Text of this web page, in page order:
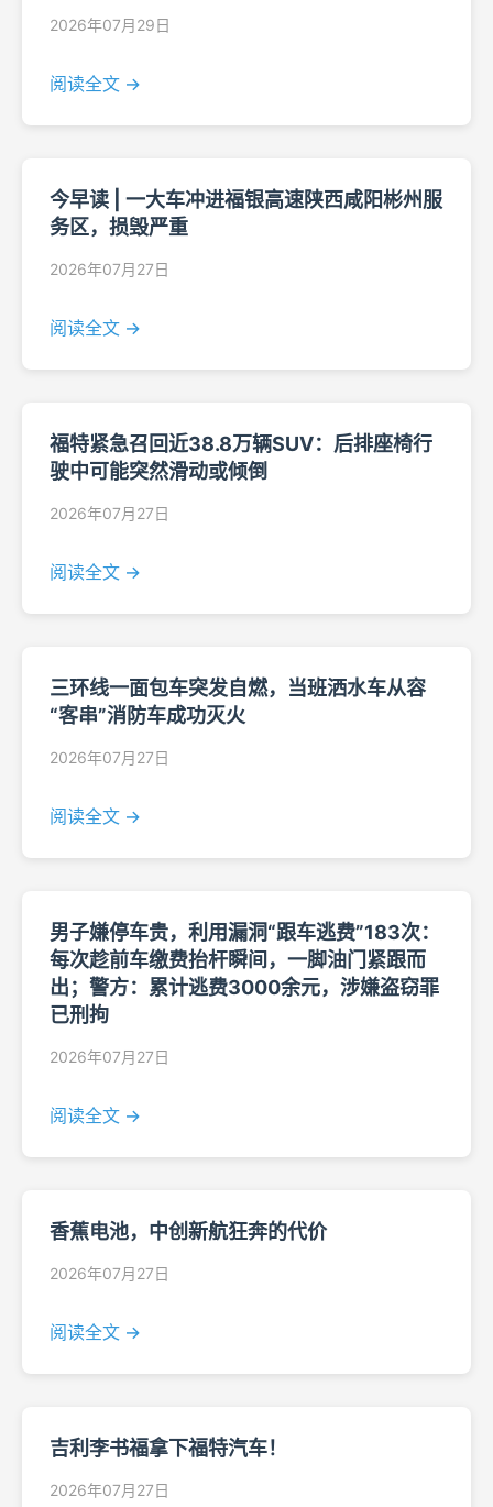
2026年07月29日
阅读全文 →
今早读 | 一大车冲进福银高速陕西咸阳彬州服
务区，损毁严重
2026年07月27日
阅读全文 →
福特紧急召回近38.8万辆SUV：后排座椅行
驶中可能突然滑动或倾倒
2026年07月27日
阅读全文 →
三环线一面包车突发自燃，当班洒水车从容
“客串”消防车成功灭火
2026年07月27日
阅读全文 →
男子嫌停车贵，利用漏洞“跟车逃费”183次：
每次趁前车缴费抬杆瞬间，一脚油门紧跟而
出；警方：累计逃费3000余元，涉嫌盗窃罪
已刑拘
2026年07月27日
阅读全文 →
香蕉电池，中创新航狂奔的代价
2026年07月27日
阅读全文 →
吉利李书福拿下福特汽车！
2026年07月27日